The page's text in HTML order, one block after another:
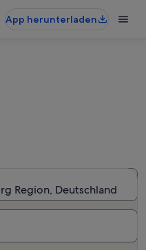
App herunterladen
Region, Deutschland